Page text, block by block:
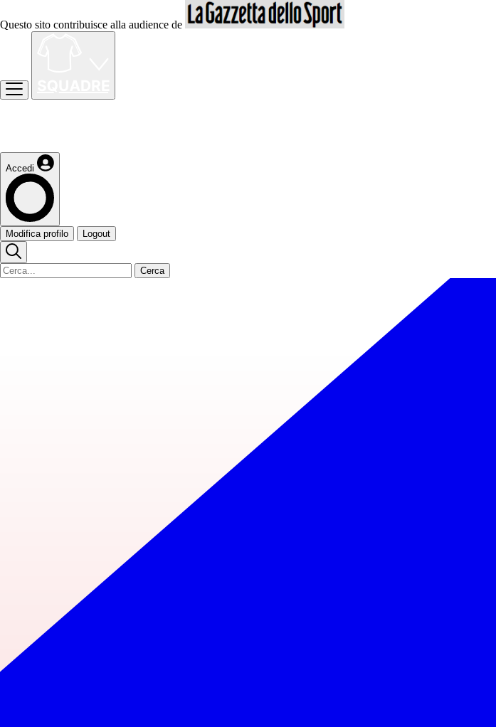
Questo sito contribuisce alla audience de
Accedi
Modifica profilo Logout
Cerca